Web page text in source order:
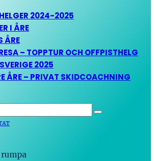
2024-2025
I ÅRE
ÅRE
– TOPPTUR OCH OFFPISTHELG
2025
ÅRE – PRIVAT SKIDCOACHNING